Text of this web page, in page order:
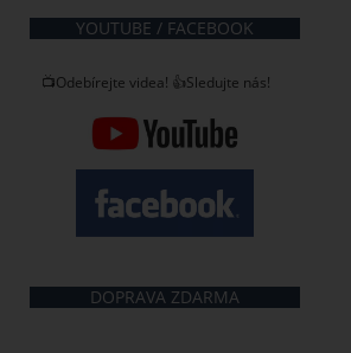
YOUTUBE / FACEBOOK
📺Odebírejte videa! 👍Sledujte nás!
DOPRAVA ZDARMA